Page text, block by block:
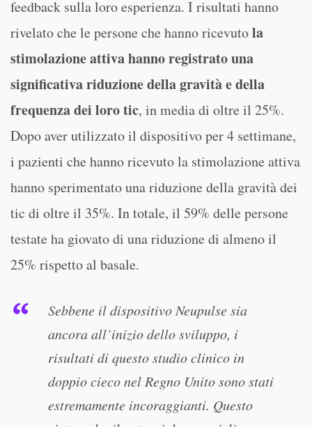
feedback sulla loro esperienza. I risultati hanno
rivelato che le persone che hanno ricevutola
stimolazione attiva hanno registrato una
significativa riduzione della gravità e della
frequenza dei loro tic, in media di oltre il 25%.
Dopo aver utilizzato il dispositivo per 4 settimane,
i pazienti che hanno ricevuto la stimolazione attiva
hanno sperimentato una riduzione della gravità dei
tic di oltre il 35%. In totale, il 59% delle persone
testate ha giovato di una riduzione di almeno il
25% rispetto al basale.
Sebbene il dispositivo Neupulse sia
ancora all’inizio dello sviluppo, i
risultati di questo studio clinico in
doppio cieco nel Regno Unito sono stati
estremamente incoraggianti. Questo